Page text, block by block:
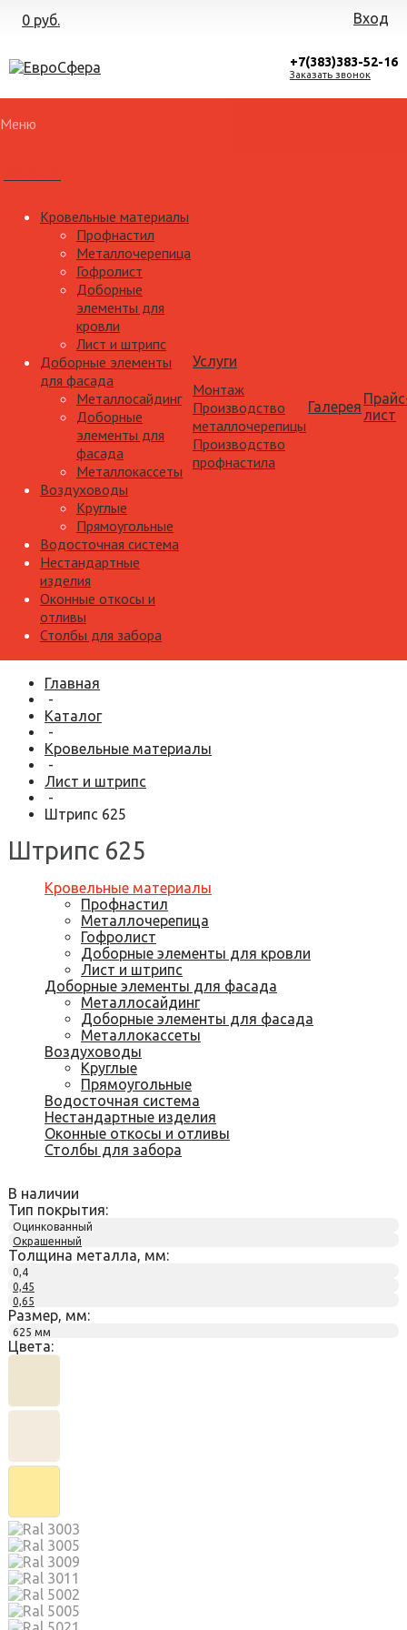
0 руб. Вход
+7(383)383-52-16
Заказать звонок
Меню
Кровельные материалы
Профнастил
Металлочерепица
Гофролист
Доборные
элементы для
кровли
Лист и штрипс
Доборные элементы
для фасада
Металлосайдинг
Доборные
элементы для
фасада
Металлокассеты
Воздуховоды
Круглые
Прямоугольные
Водосточная система
Нестандартные
изделия
Оконные откосы и
отливы
Столбы для забора
Услуги
Монтаж
Производство
металлочерепицы
Производство
профнастила
Галерея лист
Главная
-
Каталог
-
Кровельные материалы
-
Лист и штрипс
-
Штрипс 625
Штрипс 625
Кровельные материалы
Профнастил
Металлочерепица
Гофролист
Доборные элементы для кровли
Лист и штрипс
Доборные элементы для фасада
Металлосайдинг
Доборные элементы для фасада
Металлокассеты
Воздуховоды
Круглые
Прямоугольные
Водосточная система
Нестандартные изделия
Оконные откосы и отливы
Столбы для забора
В наличии
Тип покрытия:
Оцинкованный
Окрашенный
Толщина металла, мм:
0,4
0,45
0,65
Размер, мм:
625 мм
Цвета: